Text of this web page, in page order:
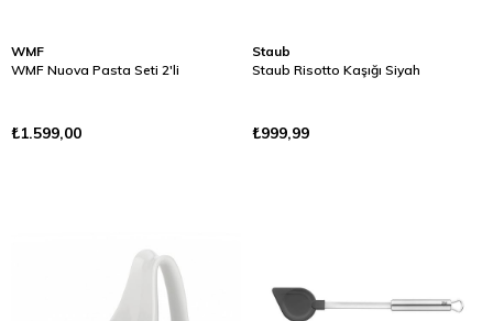
WMF
WMF Nuova Pasta Seti 2'li
₺1.599,00
Staub
Staub Risotto Kaşığı Siyah
₺999,99